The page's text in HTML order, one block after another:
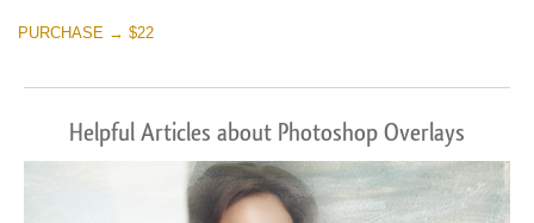
PURCHASE → $22
Helpful Articles about Photoshop Overlays